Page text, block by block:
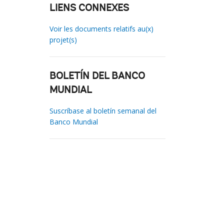
LIENS CONNEXES
Voir les documents relatifs au(x)
projet(s)
BOLETÍN DEL BANCO
MUNDIAL
Suscríbase al boletín semanal del
Banco Mundial